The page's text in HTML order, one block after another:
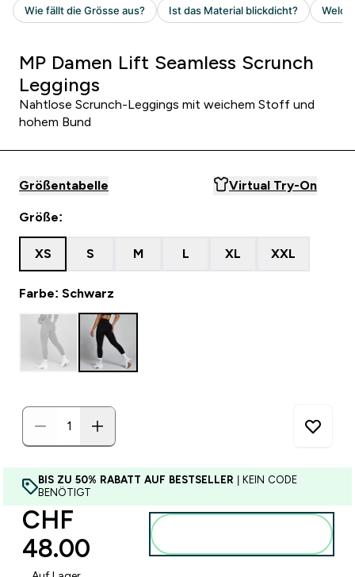
MP Damen Lift Seamless Scrunch
Leggings
Nahtlose Scrunch-Leggings mit weichem Stoff und
hohem Bund
Größentabelle Virtual Try-On
Größe:
XS S M L XL XXL
Farbe: Schwarz
BIS ZU 50% RABATT AUF BESTSELLER | KEIN CODE
BENÖTIGT
CHF
48.00‎